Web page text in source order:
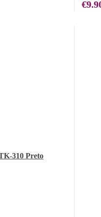
€
310 Preto